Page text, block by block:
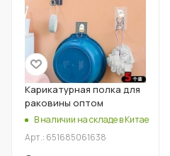
Карикатурная полка для
раковины оптом
В наличии на складе в Китае
Арт.: 651685061638